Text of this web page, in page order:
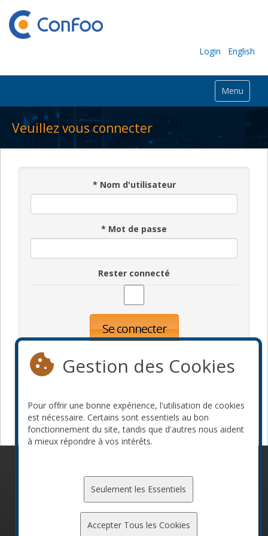
Login English
Menu
Veuillez vous connecter
* Nom d'utilisateur
* Mot de passe
Rester connecté
Se connecter
Devenir commanditaire
Gestion des Cookies
Pour offrir une bonne expérience, l'utilisation de cookies
est nécessaire. Certains sont essentiels au bon
fonctionnement du site, tandis que d'autres nous aident
à mieux répondre à vos intérêts.
Seulement les Essentiels
Accepter Tous les Cookies